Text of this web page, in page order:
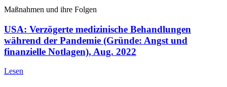
Maßnahmen und ihre Folgen
USA: Verzögerte medizinische Behandlungen
während der Pandemie (Gründe: Angst und
finanzielle Notlagen), Aug. 2022
Lesen